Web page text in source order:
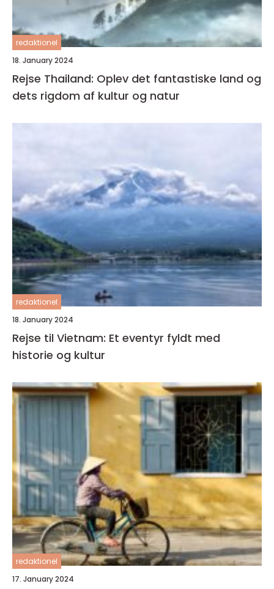
redaktionel
18. January 2024
Rejse Thailand: Oplev det fantastiske land og
dets rigdom af kultur og natur
redaktionel
18. January 2024
Rejse til Vietnam: Et eventyr fyldt med
historie og kultur
redaktionel
17. January 2024